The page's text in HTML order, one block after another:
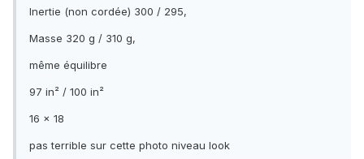
Inertie (non cordée) 300 / 295,
Masse 320 g / 310 g,
même équilibre
97 in² / 100 in²
16 x 18
pas terrible sur cette photo niveau look